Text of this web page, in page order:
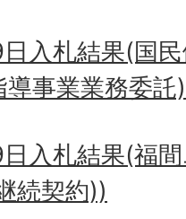
入札結果(国
事業業務委託)
入札結果(福
続契約))